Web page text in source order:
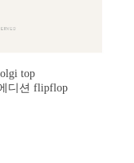
top
디션 flipflop